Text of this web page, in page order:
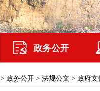
政务公开
> 政务公开 > 法规公文 > 政府文